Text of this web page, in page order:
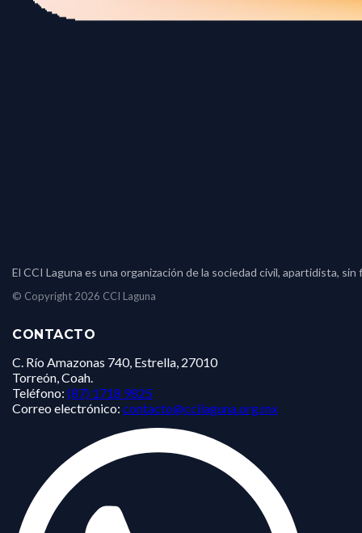
El CCI Laguna es una organización de la sociedad civil, apartidista,
© Copyright 2026 CCI Laguna
CONTACTO
C. Río Amazonas 740, Estrella, 27010
Torreón, Coah.
Teléfono: (87) 1718 9825
Correo electrónico: contacto@ccilaguna.org.mx